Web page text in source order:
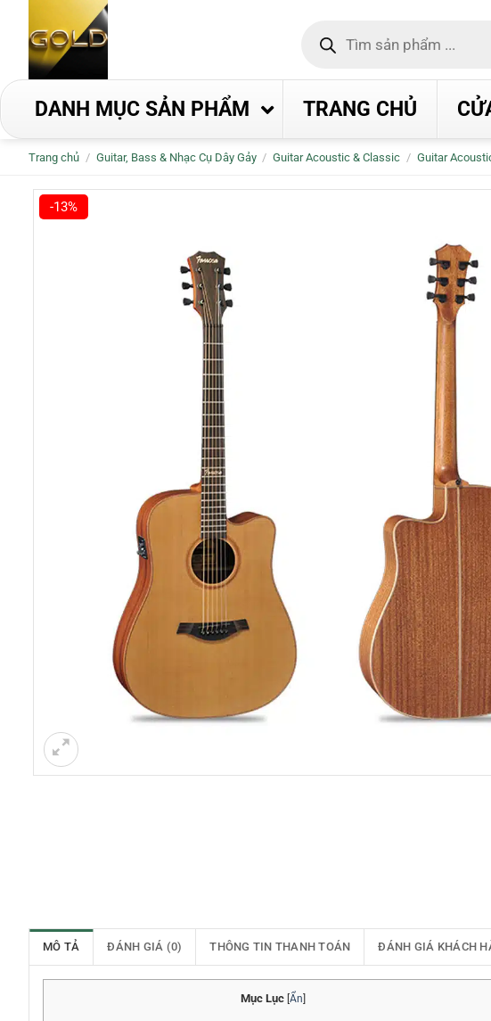
dung
kiếm
DANH MỤC SẢN PHẨM TRANG CHỦ
Trang chủ / Guitar, Bass & Nhạc Cụ Dây Gảy / Guitar Acoustic & Classic / Guitar
-13%
MÔ TẢ ĐÁNH GIÁ (0) THÔNG TIN THANH TOÁN ĐÁNH GIÁ KHÁCH
Mục Lục Ẩn